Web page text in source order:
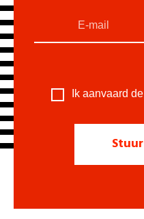
Ik aanvaard de